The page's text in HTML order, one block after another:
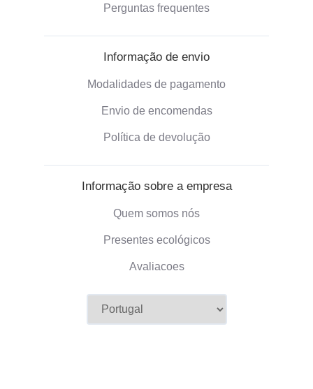
Perguntas frequentes
Informação de envio
Modalidades de pagamento
Envio de encomendas
Política de devolução
Informação sobre a empresa
Quem somos nós
Presentes ecológicos
Avaliacoes